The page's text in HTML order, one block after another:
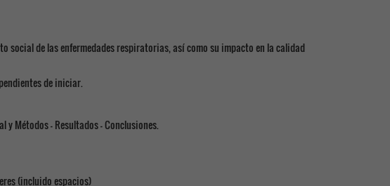
social de las enfermedades respiratorias, así como su impacto en la calidad
de iniciar.
Métodos – Resultados – Conclusiones.
(incluido espacios)